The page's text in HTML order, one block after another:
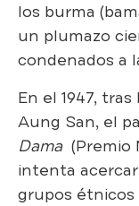
los burma
un plumazo
condenados a
En el 1947,
Aung San, el
Dama(Premio
intenta
grupos